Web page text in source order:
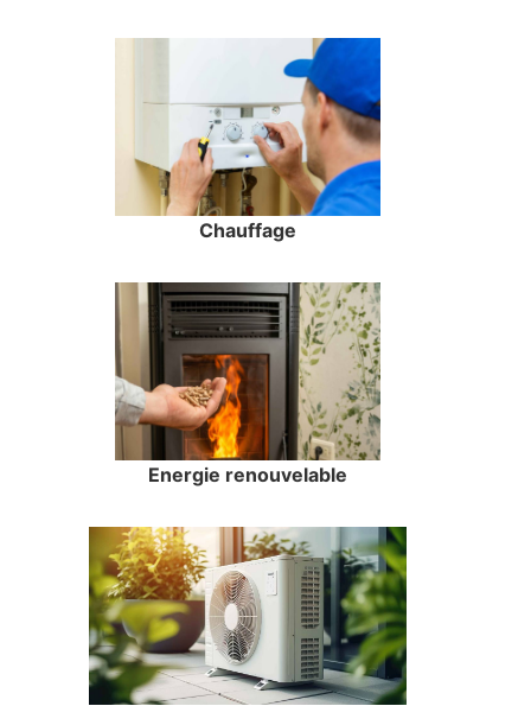
Chauffage
Energie renouvelable